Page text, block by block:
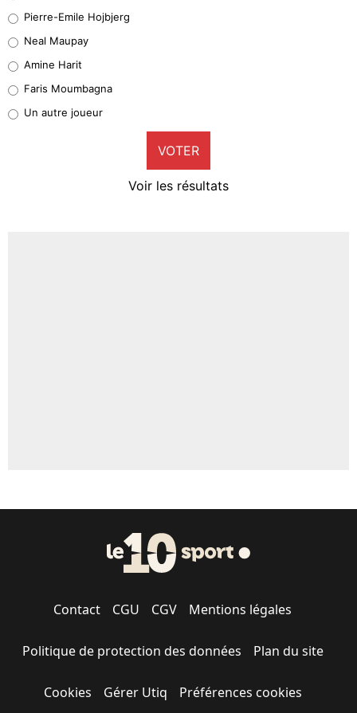
5%
1%
9%
Pierre-Emile Hojbjerg
Neal Maupay
Amine Harit
Faris Moumbagna
Un autre joueur
VOTER
Voir les résultats
Contact CGU CGV Mentions légales
Politique de protection des données Plan du site
Cookies Gérer Utiq Préférences cookies